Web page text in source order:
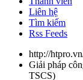
Liên hệ
Tìm kiếm
Rss Feeds
http://
Giải pháp
TSCS)